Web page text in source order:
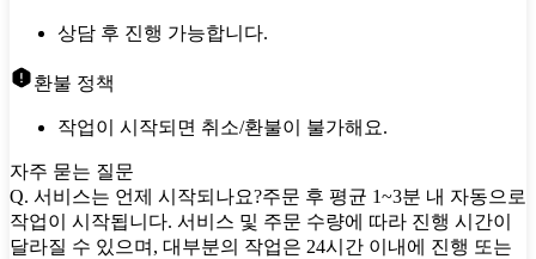
상담 후 진행 가능합니다.
환불 정책
작업이 시작되면 취소/환불이 불가해요.
자주 묻는 질문
Q. 서비스는 언제 시작되나요?주문 후 평균 1~3분 내 자동으로
작업이 시작됩니다. 서비스 및 주문 수량에 따라 진행 시간이
달라질 수 있으며, 대부분의 작업은 24시간 이내에 진행 또는